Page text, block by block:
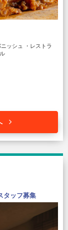
ッシュ ・レストラ
タッフ募集